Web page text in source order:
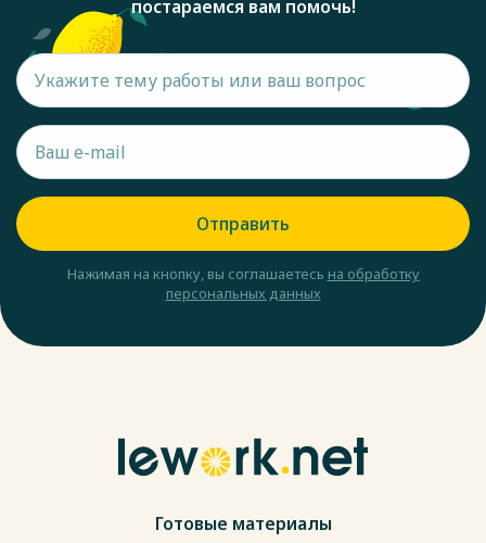
постараемся вам помочь!
Отправить
Нажимая на кнопку, вы соглашаетесь на обработку
персональных данных
Готовые материалы